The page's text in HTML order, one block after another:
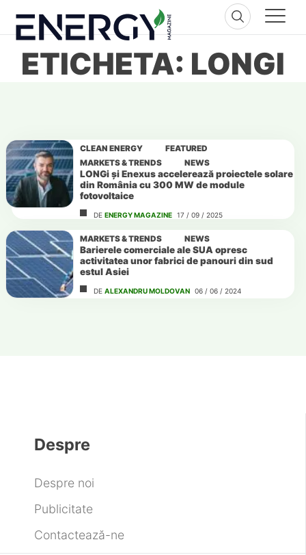
content
ETICHETA: LONGI
CLEAN ENERGY
FEATURED
MARKETS & TRENDS
NEWS
LONGi și Enexus accelerează proiectele solare
din România cu 300 MW de module
fotovoltaice
DE ENERGY MAGAZINE 17 / 09 / 2025
MARKETS & TRENDS NEWS
Barierele comerciale ale SUA opresc
activitatea unor fabrici de panouri din sud
estul Asiei
DE ALEXANDRU MOLDOVAN 06 / 06 / 2024
Despre
Despre noi
Publicitate
Contactează-ne